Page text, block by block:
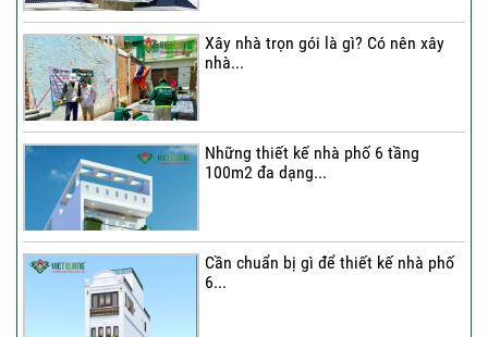
Xây nhà trọn gói là gì? Có nên xây
nhà...
Những thiết kế nhà phố 6 tầng
100m2 đa dạng...
Cần chuẩn bị gì để thiết kế nhà phố
6...